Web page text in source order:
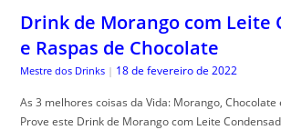
Drink de Morango com Leite
e Raspas de Chocolate
Mestre dos Drinks | 18 de fevereiro de 2022
As 3 melhores coisas da Vida: Morango, Chocolate
Prove este Drink de Morango com Leite